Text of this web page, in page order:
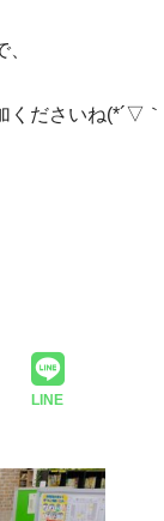
ださいね(*´▽｀
LINE